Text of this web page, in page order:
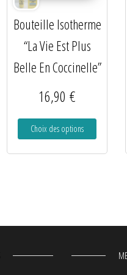
Bouteille Isotherme
“La Vie Est Plus
Belle En Coccinelle”
16,90€
Choix des options